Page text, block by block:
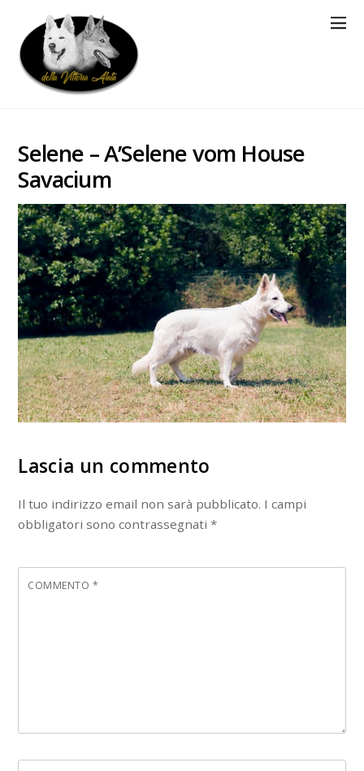
Selene – A’Selene vom House
Savacium
Lascia un commento
Il tuo indirizzo email non sarà pubblicato. I campi
obbligatori sono contrassegnati*
COMMENTO *